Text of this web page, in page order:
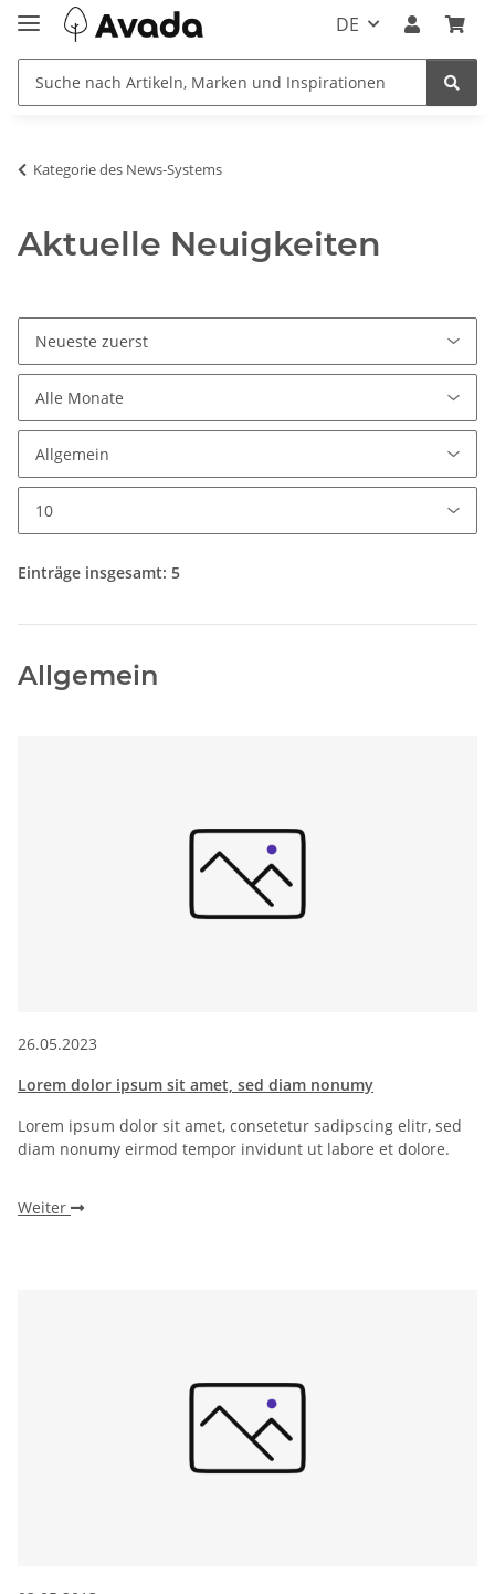
DE
Kategorie des News-Systems
Aktuelle Neuigkeiten
Einträge insgesamt: 5
Allgemein
26.05.2023
Lorem dolor ipsum sit amet, sed diam nonumy
Lorem ipsum dolor sit amet, consetetur sadipscing elitr, sed
diam nonumy eirmod tempor invidunt ut labore et dolore.
Weiter